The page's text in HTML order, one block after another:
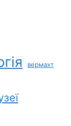
вермахт